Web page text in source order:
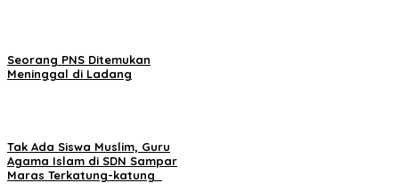
Seorang PNS Ditemukan
Meninggal di Ladang
Tak Ada Siswa Muslim, Guru
Agama Islam di SDN Sampar
Maras Terkatung-katung ‎